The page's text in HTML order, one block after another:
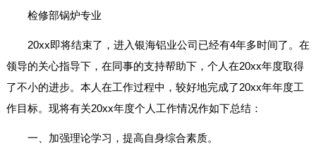
检修部锅炉专业
20xx即将结束了，进入银海铝业公司已经有4年多时间了。在
领导的关心指导下，在同事的支持帮助下，个人在20xx年度取得
了不小的进步。本人在工作过程中，较好地完成了20xx年年度工
作目标。现将有关20xx年度个人工作情况作如下总结：
一、加强理论学习，提高自身综合素质。